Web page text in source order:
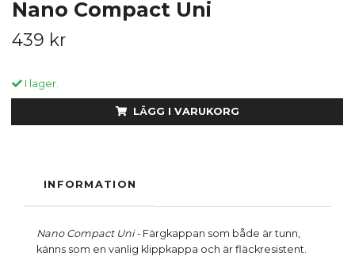
Nano Compact Uni
439 kr
I lager.
LÄGG I VARUKORG
INFORMATION
Nano Compact Uni - Färgkappan som både är tunn,
känns som en vanlig klippkappa och är fläckresistent.